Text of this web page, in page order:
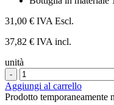
31,00 € IVA Escl.
37,82 € IVA incl.
unità
-
Aggiungi al carrello
Prodotto temporaneamente